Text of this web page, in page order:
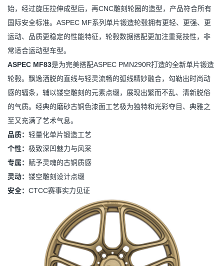
始，经过旋压拉伸成型后，再CNC雕刻轮圈的造型，产品符合所有
国际安全标准。ASPEC MF系列单片锻造轮毂拥有更轻、更强、更
运动、品质更稳定的性能特征，轮毂数据搭配更加注重竞技性，非
常适合运动型车型。
ASPEC MF83是为完美搭配ASPEC PMN290R打造的全新单片锻造
轮毂。飘逸洒脱的直线与轻灵流畅的弧线精妙融合，勾勒出时尚动
感的辐条，辅以镂空雕刻的元素点缀，展现出繁而不乱、清新脱俗
的气质。经典的磨砂古铜色漆面工艺极为独特和光彩夺目、典雅之
至又充满了艺术气息。
品质： 轻量化单片锻造工艺
个性： 极致深凹魅力与风采
专属： 赋予灵魂的古铜质感
灵动： 镂空雕刻设计点缀
安全： CTCC赛事实力见证